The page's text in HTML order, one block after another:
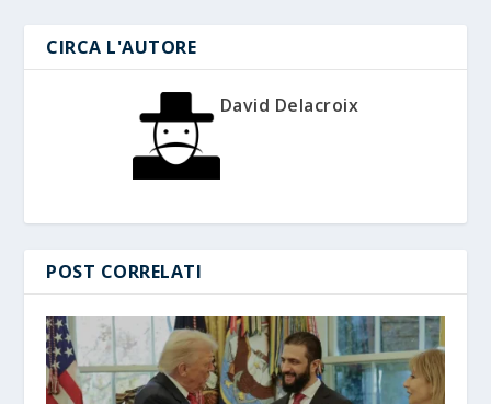
CIRCA L'AUTORE
David Delacroix
POST CORRELATI